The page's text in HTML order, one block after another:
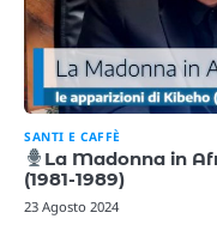
SANTI E CAFFÈ
La Madonna in
(1981-1989)
23 Agosto 2024